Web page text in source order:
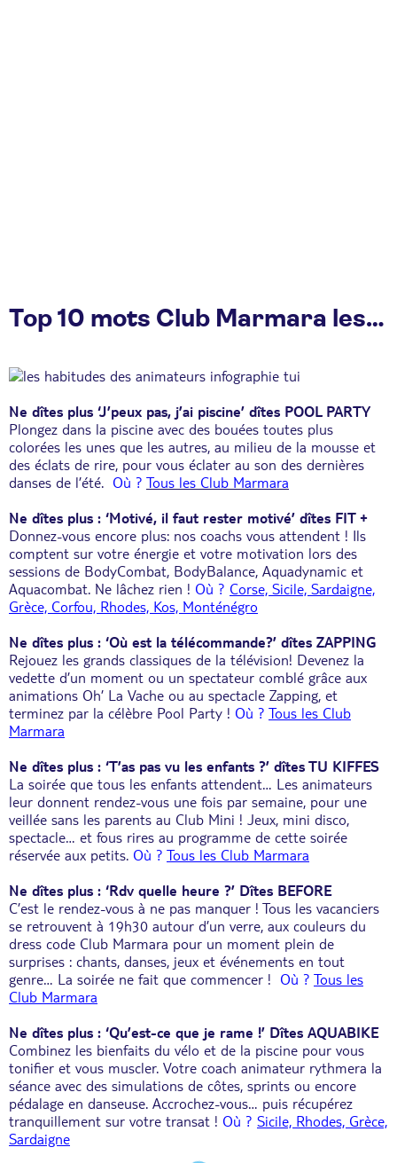
Top 10 mots Club Marmara les plus tendances de votre été
Ne dîtes plus ‘J’peux pas, j’ai piscine’ dîtes POOL PARTY
Plongez dans la piscine avec des bouées toutes plus
colorées les unes que les autres, au milieu de la mousse et
des éclats de rire, pour vous éclater au son des dernières
danses de l’été. Où ? Tous les Club Marmara
Ne dîtes plus : ‘Motivé, il faut rester motivé’ dîtes FIT +
Donnez-vous encore plus: nos coachs vous attendent ! Ils
comptent sur votre énergie et votre motivation lors des
sessions de BodyCombat, BodyBalance, Aquadynamic et
Aquacombat. Ne lâchez rien ! Où ? Corse, Sicile, Sardaigne,
Grèce, Corfou, Rhodes, Kos, Monténégro
Ne dîtes plus : ‘Où est la télécommande?’ dîtes ZAPPING
Rejouez les grands classiques de la télévision! Devenez la
vedette d’un moment ou un spectateur comblé grâce aux
animations Oh’ La Vache ou au spectacle Zapping, et
terminez par la célèbre Pool Party ! Où ? Tous les Club
Marmara
Ne dîtes plus : ‘T’as pas vu les enfants ?’ dîtes TU KIFFES
La soirée que tous les enfants attendent… Les animateurs
leur donnent rendez-vous une fois par semaine, pour une
veillée sans les parents au Club Mini ! Jeux, mini disco,
spectacle… et fous rires au programme de cette soirée
réservée aux petits. Où ? Tous les Club Marmara
Ne dîtes plus : ‘Rdv quelle heure ?’ Dîtes BEFORE
C’est le rendez-vous à ne pas manquer ! Tous les vacanciers
se retrouvent à 19h30 autour d’un verre, aux couleurs du
dress code Club Marmara pour un moment plein de
surprises : chants, danses, jeux et événements en tout
genre… La soirée ne fait que commencer ! Où ? Tous les
Club Marmara
Ne dîtes plus : ‘Qu’est-ce que je rame !’ Dîtes AQUABIKE
Combinez les bienfaits du vélo et de la piscine pour vous
tonifier et vous muscler. Votre coach animateur rythmera la
séance avec des simulations de côtes, sprints ou encore
pédalage en danseuse. Accrochez-vous… puis récupérez
tranquillement sur votre transat ! Où ? Sicile, Rhodes, Grèce,
Sardaigne